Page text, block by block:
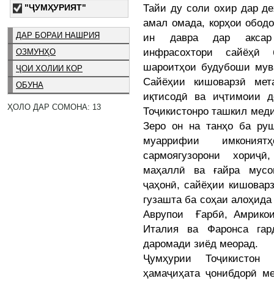
"ҶУМҲУРИЯТ"
ДАР БОРАИ НАШРИЯ
ОЗМУНҲО
ҶОИ ХОЛИИ КОР
ОБУНА
ҲОЛО ДАР СОМОНА: 13
Тайи ду соли охир дар
амал омада, корҳои
ин давра дар аксар
инфрасохтори
шароитҳои будубоши
Сайёҳии кишоварзӣ
иқтисодӣ ва иҷтимоии
Тоҷикистонро ташкил
Зеро он на танҳо ба
муаррифии
сармоягузорони
маҳаллӣ ва ғайра
ҷаҳонӣ, сайёҳии
гузашта ба соҳаи
Аврупои Ғарбӣ,
Италия ва Фаронса
даромади зиёд меорад.
Ҷумҳурии
ҳамаҷиҳата ҷонибдорӣ